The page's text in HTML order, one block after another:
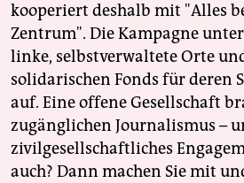
kooperiert deshalb mit "Alles
Zentrum". Die Kampagne
linke, selbstverwaltete Orte
solidarischen Fonds für deren
auf. Eine offene Gesellschaft
zugänglichen Journalismus –
zivilgesellschaftliches
auch? Dann machen Sie mit